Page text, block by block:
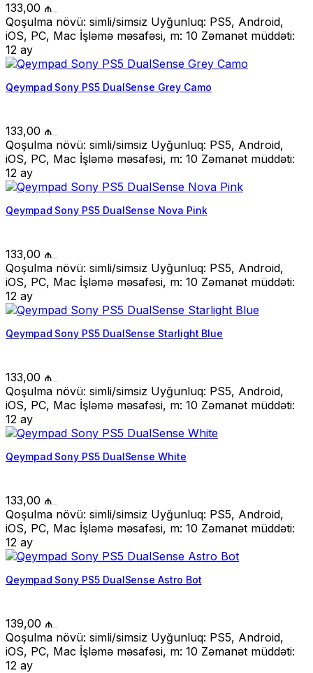
133,00 ₼
Qoşulma növü: simli/simsiz Uyğunluq: PS5, Android,
iOS, PC, Mac İşləmə məsafəsi, m: 10 Zəmanət müddəti:
12 ay
Qeympad Sony PS5 DualSense Grey Camo
133,00 ₼
Qoşulma növü: simli/simsiz Uyğunluq: PS5, Android,
iOS, PC, Mac İşləmə məsafəsi, m: 10 Zəmanət müddəti:
12 ay
Qeympad Sony PS5 DualSense Nova Pink
133,00 ₼
Qoşulma növü: simli/simsiz Uyğunluq: PS5, Android,
iOS, PC, Mac İşləmə məsafəsi, m: 10 Zəmanət müddəti:
12 ay
Qeympad Sony PS5 DualSense Starlight Blue
133,00 ₼
Qoşulma növü: simli/simsiz Uyğunluq: PS5, Android,
iOS, PC, Mac İşləmə məsafəsi, m: 10 Zəmanət müddəti:
12 ay
Qeympad Sony PS5 DualSense White
133,00 ₼
Qoşulma növü: simli/simsiz Uyğunluq: PS5, Android,
iOS, PC, Mac İşləmə məsafəsi, m: 10 Zəmanət müddəti:
12 ay
Qeympad Sony PS5 DualSense Astro Bot
139,00 ₼
Qoşulma növü: simli/simsiz Uyğunluq: PS5, Android,
iOS, PC, Mac İşləmə məsafəsi, m: 10 Zəmanət müddəti:
12 ay